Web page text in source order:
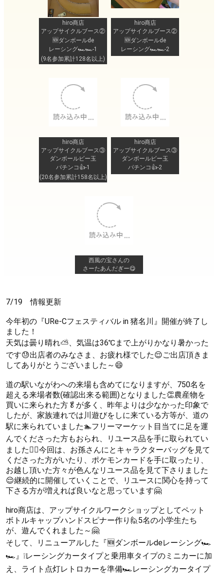
hiro商店
アップサイクルブース②
🆕ダンボールde
レーシング🏎🏎-1
(9名参加累計128名以上)
hiro商店
アップサイクルブース②
🆕ダンボールde
レーシング🏎🏎-2
hiro商店
アップサイクルブース③
ダンボールビー玉
パチンコ👍-1
(20名参加累計158名以上)
hiro商店
アップサイクルブース③
ダンボールビー玉
パチンコ👍-2
西風の宝さんの
さーたあんだぎー😋
7/19 情報更新
今年初の『URe-Cフェスティバル in 猪名川』開催が終了し
ました！
天気は曇り晴れ⛅、気温は36℃まで上がりかなり暑かった
です😓出店者のみなさま、お疲れ様でした😌ご出店頂きま
してありがとうございました～😄
道の駅いながわへの来場も含めてになりますが、750名を
超える来場者数(確認出来る範囲)となりました👏農産物を
買いに来られた方🥬が多く、昨年よりは少なかった印象で
したが、家族連れでは川遊びをしに来ている方等が、道の
駅に来られていました🏊フリーマーケット目当てに足を運
んでくださった方もおられ、リユース品を手に取られてい
ました🙇‍♀今回は、お孫さんにとキャラクターバッグを見て
くださった方がいたり、ポケモンカードを手に取ったり、
お越し頂いた方々が色んなリユース品を見て下さりました
😌継続的に開催していくことで、リユースに関心を持って
下さる方が増えれば良いなと思っています🤗
hiro商店は、アップサイクルワークショップとしてペット
ボトルキャップハンドスピナー作り🙋5名の小学生たち
が、遊んでくれました～🤗
そして、リニューアルした『🆕ダンボールdeレーシング🏎
🏎』❕レーシングカータイプと乗用車タイプのミニカーに加
え、ライト点灯レトロカーを準備🏎レーシングカータイプ